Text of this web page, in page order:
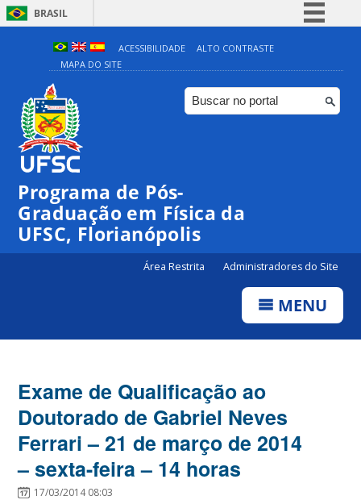
BRASIL
Simplifique!
Comunica BR
Participe
ACESSIBILIDADE
ALTO CONTRASTE
MAPA DO SITE
Programa de Pós-
Graduação em Física da
UFSC, Florianópolis
Área Restrita Administradores do Site
MENU
Exame de Qualificação ao
Doutorado de Gabriel Neves
Ferrari – 21 de março de 2014
– sexta-feira – 14 horas
17/03/2014 08:03